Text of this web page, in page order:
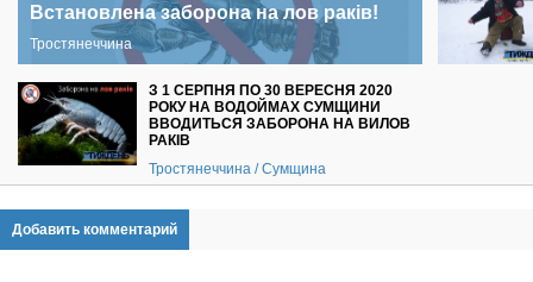
Встановлена заборона на лов раків!
Тростянеччина
З 1 СЕРПНЯ ПО 30 ВЕРЕСНЯ 2020
РОКУ НА ВОДОЙМАХ СУМЩИНИ
ВВОДИТЬСЯ ЗАБОРОНА НА ВИЛОВ
РАКІВ
Тростянеччина / Сумщина
Добавить комментарий